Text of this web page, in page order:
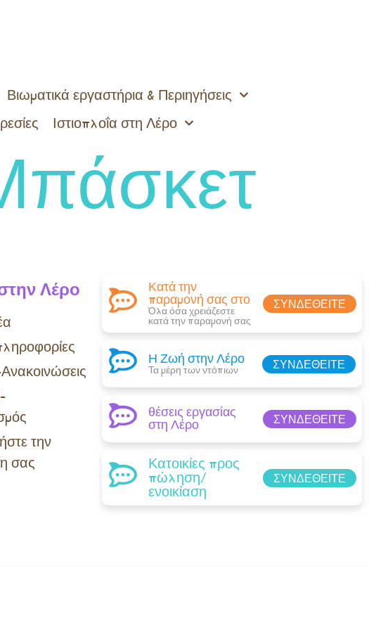
Βιωματικά εργαστήρια & Περιηγήσεις
Ιστιοπλοΐα στη Λέρο
Λέρο
την
σας
Κατά την
παραμονή σας στο
Όλα όσα χρειάζεστε
κατά την παραμονή σας​
ΣΥΝΔΕΘΕΊΤΕ
Η Ζωή στην Λέρο
Τα μέρη των ντόπιων ΣΥΝΔΕΘΕΊΤΕ
θέσεις εργασίας
στη Λέρο ΣΥΝΔΕΘΕΊΤΕ
Κατοικίες προς
πώληση/
ενοικίαση
ΣΥΝΔΕΘΕΊΤΕ